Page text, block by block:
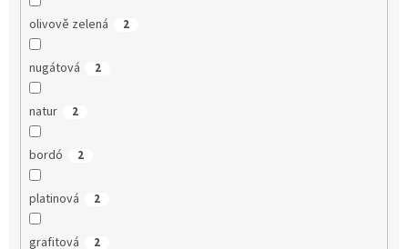
olivově zelená 2
nugátová 2
natur 2
bordó 2
platinová 2
grafitová 2